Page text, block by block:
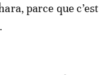
parce que